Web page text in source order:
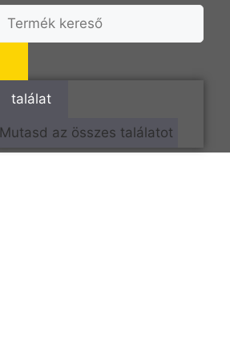
találat
Mutasd az összes találatot